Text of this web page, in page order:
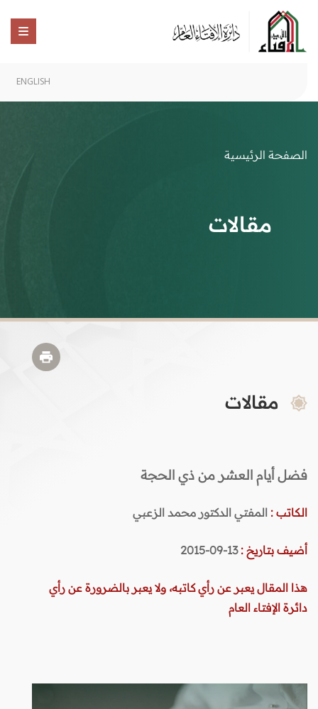
ENGLISH
الصفحة الرئيسية
مقالات
مقالات
فضل أيام العشر من ذي الحجة
الكاتب : المفتي الدكتور محمد الزعبي
أضيف بتاريخ :13-09-2015
هذا المقال يعبر عن رأي كاتبه، ولا يعبر بالضرورة عن رأي
دائرة الإفتاء العام